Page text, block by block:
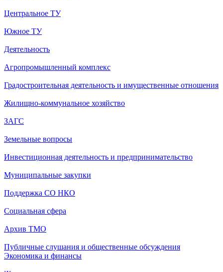
Центральное ТУ
Южное ТУ
Деятельность
Агропромышленный комплекс
Градостроительная деятельность и имущественные отношения
Жилищно-коммунальное хозяйство
ЗАГС
Земельные вопросы
Инвестиционная деятельность и предпринимательство
Муниципальные закупки
Поддержка СО НКО
Социальная сфера
Архив ТМО
Публичные слушания и общественные обсуждения
Экономика и финансы